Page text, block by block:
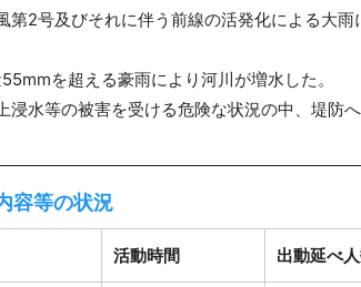
第2号及びそれに伴う前線の活発化による大
を超える豪雨により河川が増水した。
浸水等の被害を受ける危険な状況の中、堤防
容等の状況
活動時間 出動延べ